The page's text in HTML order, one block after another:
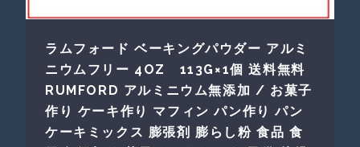
ラムフォード ベーキングパウダー アルミ
ニウムフリー 4OZ 113G×1個 送料無料
RUMFORD アルミニウム無添加 / お菓子
作り ケーキ作り マフィン パン作り パン
ケーキミックス 膨張剤 膨らし粉 食品 食